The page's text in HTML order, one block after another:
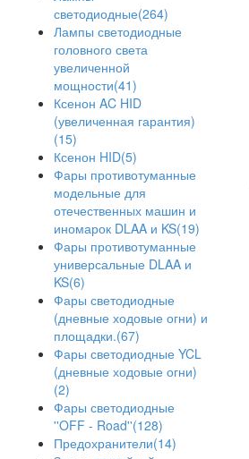
светодиодные(264)
Лампы светодиодные
головного света
увеличенной
мощности(41)
Ксенон AC HID
(увеличенная гарантия)
(15)
Ксенон HID(5)
Фары противотуманные
модельные для
отечественных машин и
иномарок DLAA и KS(19)
Фары противотуманные
универсальные DLAA и
KS(6)
Фары светодиодные
(дневные ходовые огни) и
площадки.(67)
Фары светодиодные YCL
(дневные ходовые огни)
(2)
Фары светодиодные
''OFF - Road''(128)
Предохранители(14)